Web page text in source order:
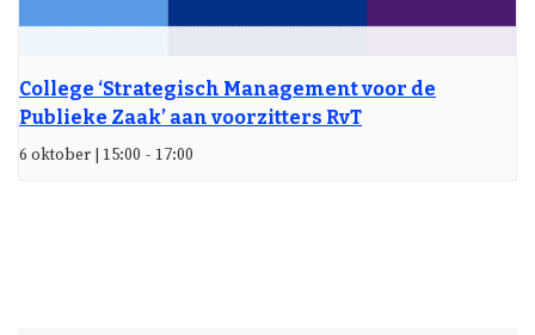
College ‘Strategisch Management voor de
Publieke Zaak’ aan voorzitters RvT
6 oktober | 15:00 - 17:00